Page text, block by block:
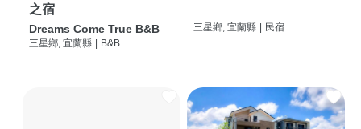
之宿
Dreams Come True B&B
三星鄉, 宜蘭縣 | B&B
三星鄉, 宜蘭縣 | 民宿